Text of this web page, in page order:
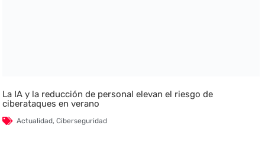
La IA y la reducción de personal elevan el riesgo de
ciberataques en verano
Actualidad,Ciberseguridad